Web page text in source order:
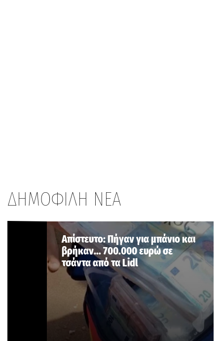
ΔΗΜΟΦΙΛΗ ΝΕΑ
Aπίστευτο: Πήγαν για μπάνιο και
βρήκαν… 700.000 ευρώ σε
τσάντα από τα Lidl